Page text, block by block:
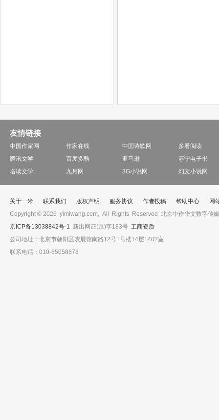
友情链接
中国作家网 作家在线 中国诗歌网
多看阅读
腾讯文学
百度多酷 亚马逊
苏宁电子书
塔读文学
九月网 3G小说网 幻文小说网
关于一米 联系我们 版权声明 服务协议 作者投稿 帮助中心
网
Copyright © 2026 yimiwang.com, All Rights Reserved 北京中作华文数字传
京ICP备13038842号-1 新出网证(京)字183号 工商资质
公司地址：北京市朝阳区农展馆南路12号1号楼14层1402室
联系电话：010-65058878